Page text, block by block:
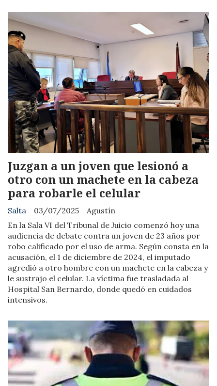
Juzgan a un joven que lesionó a
otro con un machete en la cabeza
para robarle el celular
Agustín
Salta
03/07/2025
En la Sala VI del Tribunal de Juicio comenzó hoy una
audiencia de debate contra un joven de 23 años por
robo calificado por el uso de arma. Según consta en la
acusación, el 1 de diciembre de 2024, el imputado
agredió a otro hombre con un machete en la cabeza y
le sustrajo el celular. La víctima fue trasladada al
Hospital San Bernardo, donde quedó en cuidados
intensivos.